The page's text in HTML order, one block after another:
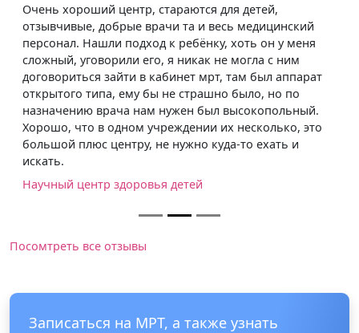
Очень хороший центр, стараются для детей,
отзывчивые, добрые врачи та и весь медицинский
персонал. Нашли подход к ребёнку, хоть он у меня
сложный, уговорили его, я никак не могла с ним
договориться зайти в кабинет мрт, там был аппарат
открытого типа, ему бы не страшно было, но по
назначению врача нам нужен был высокопольный.
Хорошо, что в одном учреждении их несколько, это
большой плюс центру, не нужно куда-то ехать и
искать.
Научный центр здоровья детей
Посомтреть все отзывы
Записаться на МРТ, а также узнать